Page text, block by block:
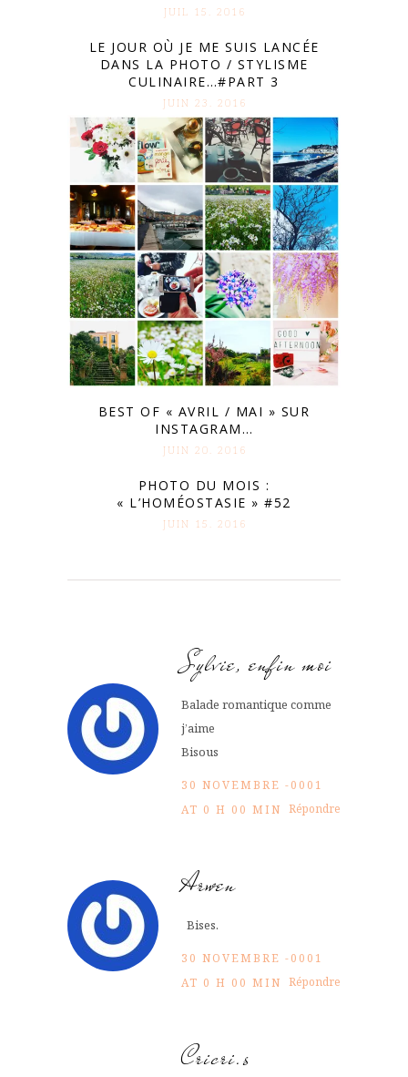
JUIL 15. 2016
LE JOUR OÙ JE ME SUIS LANCÉE
DANS LA PHOTO / STYLISME
CULINAIRE…#PART 3
JUIN 23. 2016
BEST OF « AVRIL / MAI » SUR
INSTAGRAM…
JUIN 20. 2016
PHOTO DU MOIS :
« L’HOMÉOSTASIE » #52
JUIN 15. 2016
Sylvie, enfin moi
Balade romantique comme
j’aime
Bisous
30 NOVEMBRE -0001
AT 0 H 00 MIN Répondre
Arwen
Bises.
30 NOVEMBRE -0001
AT 0 H 00 MIN Répondre
Cricri.s